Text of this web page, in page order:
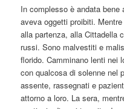
In complesso è andata
aveva oggetti proibiti.
alla partenza, alla Cittadella
russi. Sono malvestiti e
florido. Camminano lenti nei
con qualcosa di solenne nel
assente, rassegnati e
attorno a loro. La sera,